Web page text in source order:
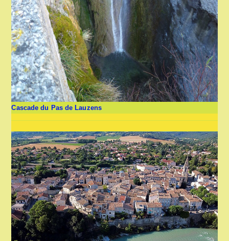
Cascade du Pas de Lauzens